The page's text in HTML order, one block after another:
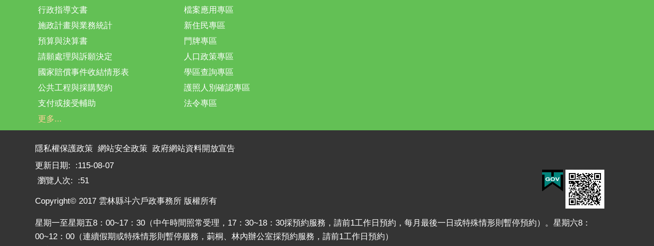
行政指導文書
施政計畫與業務統計
預算與決算書
請願處理與訴願決定
國家賠償事件收結情形表
公共工程與採購契約
支付或接受輔助
更多...
檔案應用專區
新住民專區
門牌專區
人口政策專區
學區查詢專區
護照人別確認專區
法令專區
隱私權保護政策 網站安全政策 政府網站資料開放宣告
更新日期:
115-08-07
瀏覽人次:
51
Copyright© 2017 雲林縣斗六戶政事務所 版權所有
星期一至星期五8：00~17：30（中午時間照常受理，17：30~18：30採預約服務，請前1工作日預約，每月最後一日或特殊情形則暫停預約）。星期六8：
00~12：00（連續假期或特殊情形則暫停服務，莿桐、林內辦公室採預約服務，請前1工作日預約）